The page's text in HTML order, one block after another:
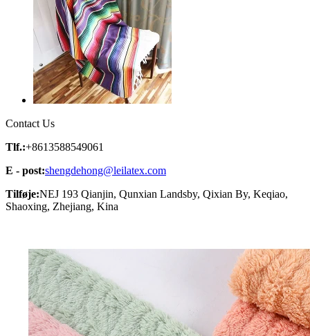
Contact Us
Tlf.:+8613588549061
E - post:shengdehong@leilatex.com
Tilføje:NEJ 193 Qianjin, Qunxian Landsby, Qixian By, Keqiao,
Shaoxing, Zhejiang, Kina